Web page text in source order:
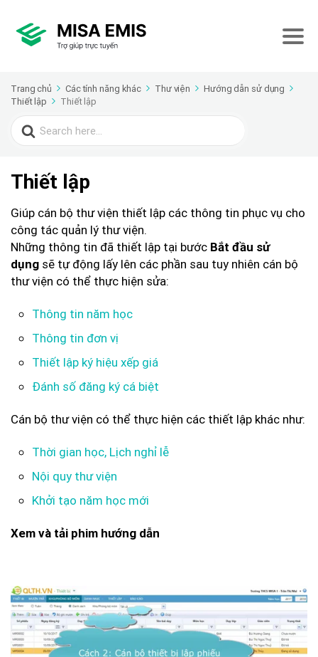
Trang chủ Các tính năng khác Thư viện
Hướng dẫn sử dụng
Thiết lập
Thiết lập
Search
for:
Thiết lập
Giúp cán bộ thư viện thiết lập các thông tin phục vụ cho
công tác quản lý thư viện.
Những thông tin đã thiết lập tại bước Bắt đầu sử
dụng sẽ tự động lấy lên các phần sau tuy nhiên cán bộ
thư viện có thể thực hiện sửa:
Thông tin năm học
Thông tin đơn vị
Thiết lập ký hiệu xếp giá
Đánh số đăng ký cá biệt
Cán bộ thư viện có thể thực hiện các thiết lập khác như:
Thời gian học, Lịch nghỉ lễ
Nội quy thư viện
Khởi tạo năm học mới
Xem và tải phim hướng dẫn